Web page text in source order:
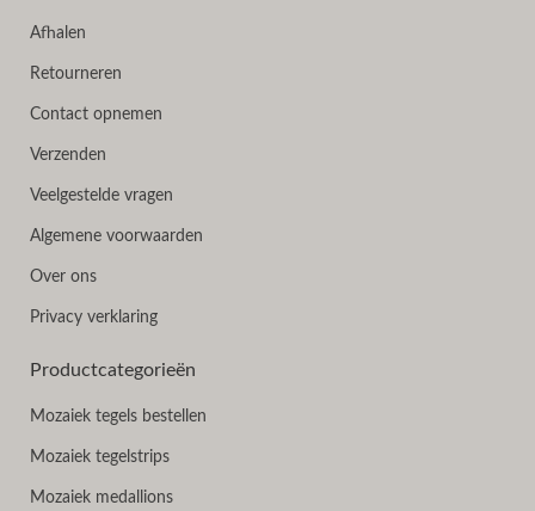
Afhalen
Retourneren
Contact opnemen
Verzenden
Veelgestelde vragen
Algemene voorwaarden
Over ons
Privacy verklaring
Productcategorieën
Mozaiek tegels bestellen
Mozaiek tegelstrips
Mozaiek medallions